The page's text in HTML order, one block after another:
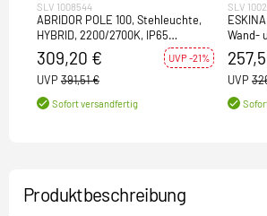
SLV 1008544
ABRIDOR POLE 100, Stehleuchte,
HYBRID, 2200/2700K, IP65
anthrazit
309,20 € UVP -21%
UVP 391,51 €
Sofort versandfertig
SLV
Wand-
UVP
Produktbeschreibung